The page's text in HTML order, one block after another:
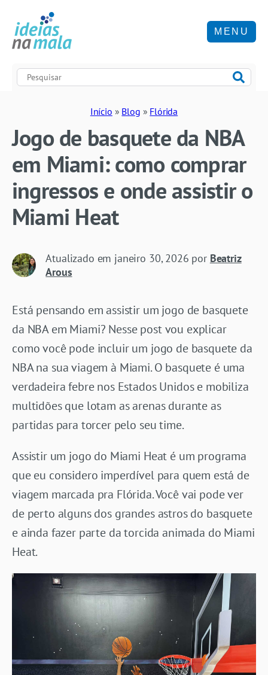
MENU
Início » Blog » Flórida
Jogo de basquete da NBA
em Miami: como comprar
ingressos e onde assistir o
Miami Heat
Atualizado em janeiro 30, 2026 por Beatriz
Arous
Está pensando em assistir um jogo de basquete
da NBA em Miami? Nesse post vou explicar
como você pode incluir um jogo de basquete da
NBA na sua viagem à Miami. O basquete é uma
verdadeira febre nos Estados Unidos e mobiliza
multidões que lotam as arenas durante as
partidas para torcer pelo seu time.
Assistir um jogo do Miami Heat é um programa
que eu considero imperdível para quem está de
viagem marcada pra Flórida. Você vai pode ver
de perto alguns dos grandes astros do basquete
e ainda fazer parte da torcida animada do Miami
Heat.